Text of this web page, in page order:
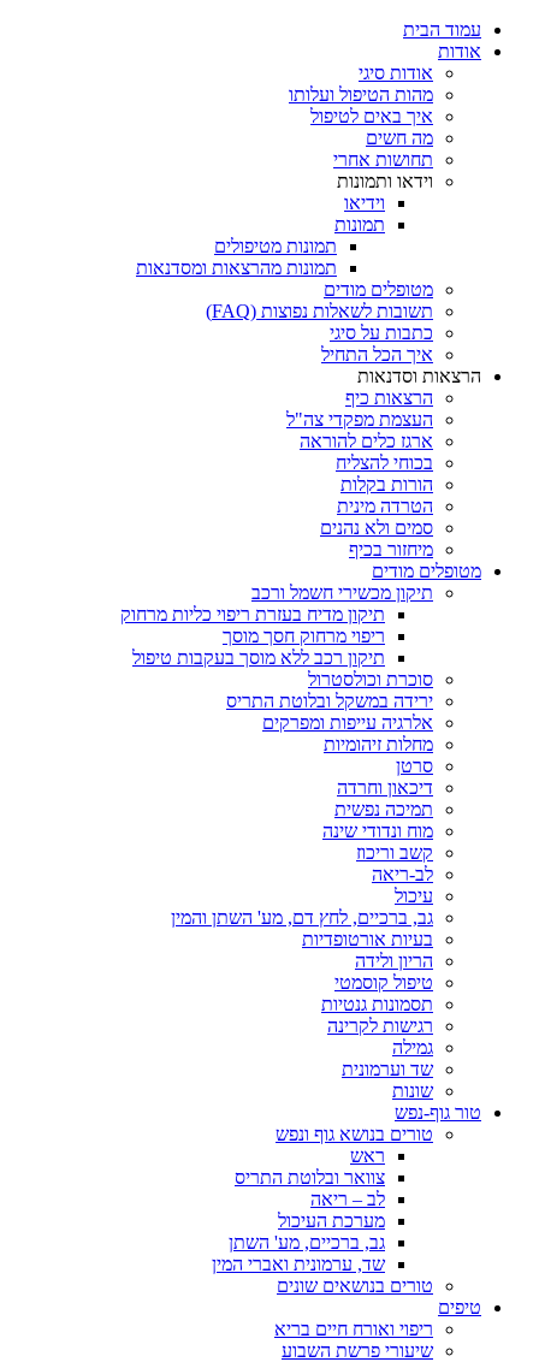
עמוד הבית
אודות
אודות סיגי
מהות הטיפול ועלותו
איך באים לטיפול
מה חשים
תחושות אחרי
וידאו ותמונות
וידיאו
תמונות
תמונות מטיפולים
תמונות מהרצאות ומסדנאות
מטופלים מודים
תשובות לשאלות נפוצות (FAQ)
כתבות על סיגי
איך הכל התחיל
הרצאות וסדנאות
הרצאות כיף
העצמת מפקדי צה"ל
ארגז כלים להוראה
בכוחי להצליח
הורות בקלות
הטרדה מינית
סמים ולא נהנים
מיחזור בכיף
מטופלים מודים
תיקון מכשירי חשמל ורכב
תיקון מדיח בעזרת ריפוי כליות מרחוק
ריפוי מרחוק חסך מוסך
תיקון רכב ללא מוסך בעקבות טיפול
סוכרת וכולסטרול
ירידה במשקל ובלוטת התריס
אלרגיה עייפות ומפרקים
מחלות זיהומיות
סרטן
דיכאון וחרדה
תמיכה נפשית
מוח ונדודי שינה
קשב וריכוז
לב-ריאה
עיכול
גב, ברכיים, לחץ דם, מע' השתן והמין
בעיות אורטופדיות
הריון ולידה
טיפול קוסמטי
תסמונות גנטיות
רגישות לקרינה
גמילה
שד וערמונית
שונות
טור גוף-נפש
טורים בנושא גוף ונפש
ראש
צוואר ובלוטת התריס
לב – ריאה
מערכת העיכול
גב, ברכיים, מע' השתן
שד, ערמונית ואברי המין
טורים בנושאים שונים
טיפים
ריפוי ואורח חיים בריא
שיעורי פרשת השבוע